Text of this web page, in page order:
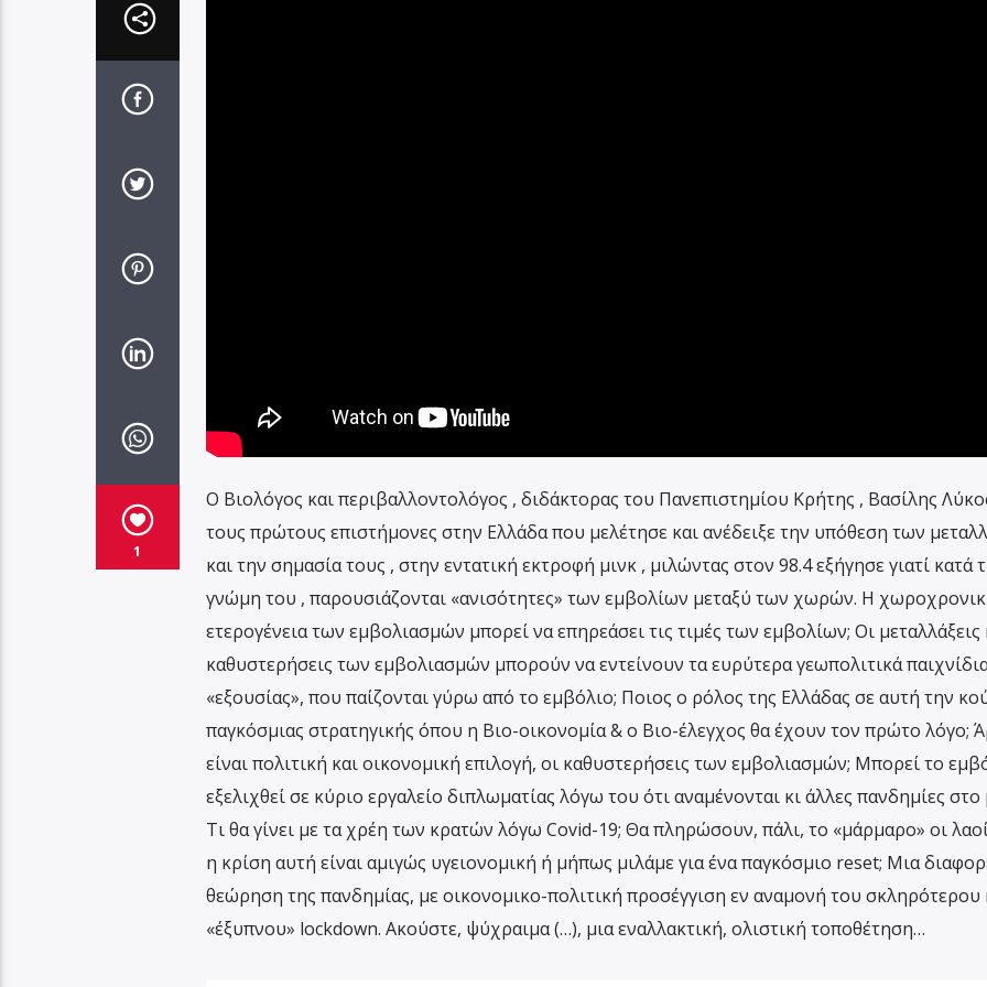
1
Ο Βιολόγος και περιβαλλοντολόγος , διδάκτορας του Πανεπιστημίου Κρήτης , Βασίλης
τους πρώτους επιστήμονες στην Ελλάδα που μελέτησε και ανέδειξε την υπόθεση των
και την σημασία τους , στην εντατική εκτροφή μινκ , μιλώντας στον 98.4 εξήγησε γιατί κατά
γνώμη του , παρουσιάζονται «ανισότητες» των εμβολίων μεταξύ των χωρών. Η
ετερογένεια των εμβολιασμών μπορεί να επηρεάσει τις τιμές των εμβολίων; Οι μεταλλάξεις
καθυστερήσεις των εμβολιασμών μπορούν να εντείνουν τα ευρύτερα γεωπολιτικά
«εξουσίας», που παίζονται γύρω από το εμβόλιο; Ποιος ο ρόλος της Ελλάδας σε αυτή την
παγκόσμιας στρατηγικής όπου η Βιο-οικονομία & ο Βιο-έλεγχος θα έχουν τον πρώτο λόγο;
είναι πολιτική και οικονομική επιλογή, οι καθυστερήσεις των εμβολιασμών; Μπορεί το
εξελιχθεί σε κύριο εργαλείο διπλωματίας λόγω του ότι αναμένονται κι άλλες πανδημίες στο
Τι θα γίνει με τα χρέη των κρατών λόγω Covid-19; Θα πληρώσουν, πάλι, το «μάρμαρο» οι
η κρίση αυτή είναι αμιγώς υγειονομική ή μήπως μιλάμε για ένα παγκόσμιο reset; Μια
θεώρηση της πανδημίας, με οικονομικο-πολιτική προσέγγιση εν αναμονή του σκληρότερου
«έξυπνου» lockdown. Ακούστε, ψύχραιμα (…), μια εναλλακτική, ολιστική τοποθέτηση…